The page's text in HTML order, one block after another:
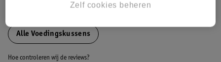
Alle Voedingskussens
Hoe controleren wij de reviews?
Zelf cookies beheren